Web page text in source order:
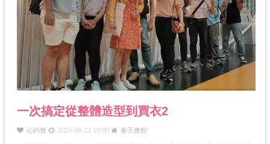
一次搞定從整體造型到買衣2
心約會 2026-08-22 19:00 春天會館